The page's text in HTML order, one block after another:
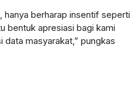
hanya berharap insentif seperti
bentuk apresiasi bagi kami
masyarakat,” pungkas